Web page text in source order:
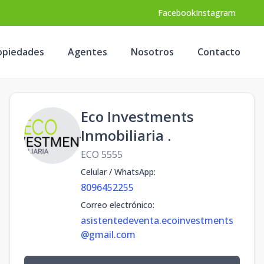
FacebookInstagram
Agentes Nosotros Contacto
Eco Investments
Inmobiliaria .
ECO 5555
Celular / WhatsApp:
8096452255
Correo electrónico:
asistentedeventa.ecoinvestments
@gmail.com